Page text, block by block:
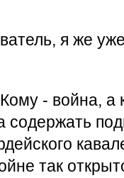
я же
- война,
содержать
так